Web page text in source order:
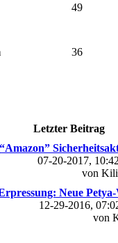
49
36
Letzter Beitrag
“Amazon”
07-20-2017,
von
Neue Petya-
12-29-2016,
von